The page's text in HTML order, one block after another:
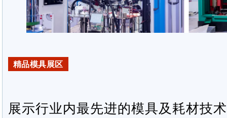
精品模具展区
展示行业内最先进的模具及耗材技